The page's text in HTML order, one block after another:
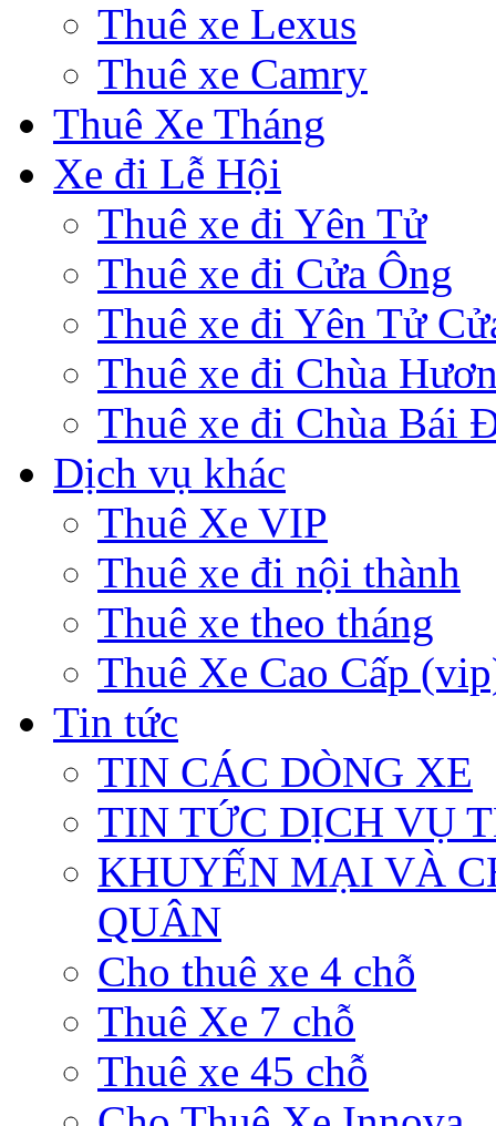
Thuê xe Lexus
Thuê xe Camry
Thuê Xe Tháng
Xe đi Lễ Hội
Thuê xe đi Yên Tử
Thuê xe đi Cửa Ông
Thuê xe đi Yên Tử
Thuê xe đi Chùa
Thuê xe đi Chùa Bái
Dịch vụ khác
Thuê Xe VIP
Thuê xe đi nội thành
Thuê xe theo tháng
Thuê Xe Cao Cấp
Tin tức
TIN CÁC DÒNG XE
TIN TỨC DỊCH VỤ
KHUYẾN MẠI VÀ
QUÂN
Cho thuê xe 4 chỗ
Thuê Xe 7 chỗ
Thuê xe 45 chỗ